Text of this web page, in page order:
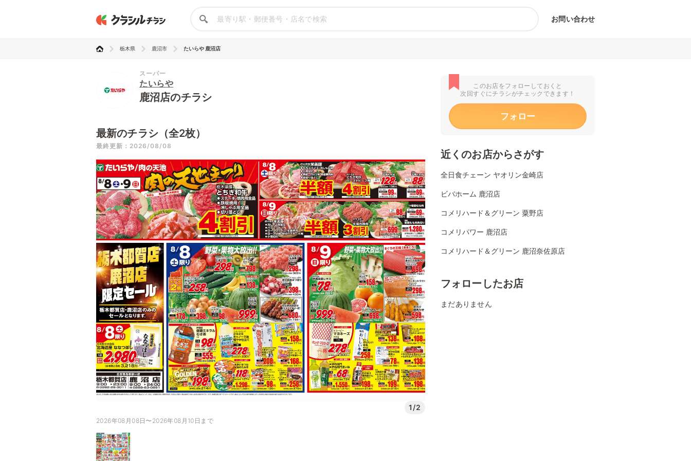
お問い合わせ
栃木県 鹿沼市 たいらや 鹿沼店
スーパー
たいらや
鹿沼店のチラシ
最新のチラシ（全2枚）
最終更新：2026/08/08
1/2
2026年08月08日〜2026年08月10日まで
このお店をフォローしておくと
次回すぐにチラシがチェックできます！
フォロー
近くのお店からさがす
全日食チェーン ヤオリン金崎店
ビバホーム 鹿沼店
コメリハード＆グリーン 粟野店
コメリパワー 鹿沼店
コメリハード＆グリーン 鹿沼奈佐原店
フォローしたお店
まだありません